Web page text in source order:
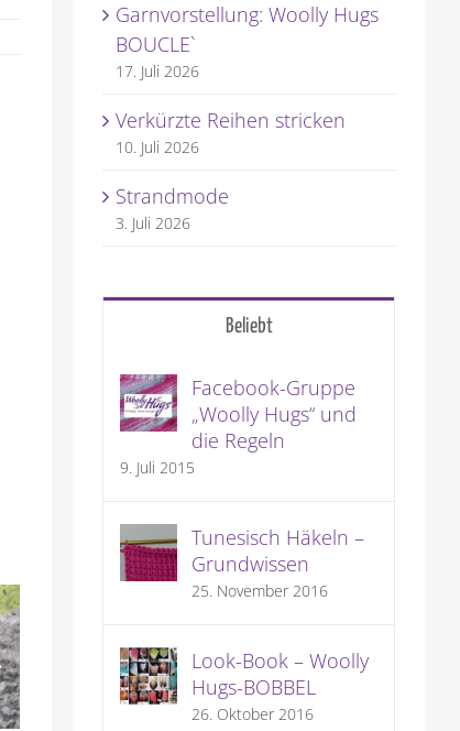
Garnvorstellung: Woolly Hugs
BOUCLE`
17. Juli 2026
Verkürzte Reihen stricken
10. Juli 2026
Strandmode
3. Juli 2026
Beliebt
Facebook-Gruppe
„Woolly Hugs“ und
die Regeln
9. Juli 2015
Tunesisch Häkeln –
Grundwissen
25. November 2016
Look-Book – Woolly
Hugs-BOBBEL
26. Oktober 2016